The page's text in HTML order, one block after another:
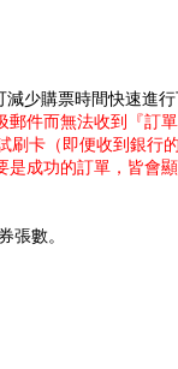
少購票時間快速進行
件而無法收到『訂單
刷卡（即便收到銀行
成功的訂單，皆會
張數。